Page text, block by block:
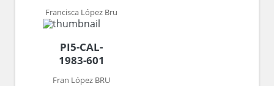
Francisca López Bru
PI5-CAL-
1983-601
Fran López BRU